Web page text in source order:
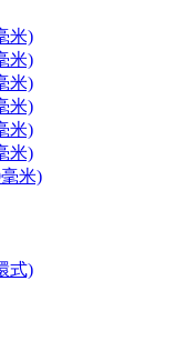
米)
米)
米)
米)
米)
米)
米)
式)